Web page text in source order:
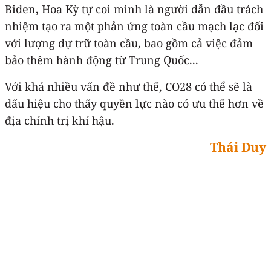
Biden, Hoa Kỳ tự coi mình là người dẫn đầu trách
nhiệm tạo ra một phản ứng toàn cầu mạch lạc đối
với lượng dự trữ toàn cầu, bao gồm cả việc đảm
bảo thêm hành động từ Trung Quốc...
Với khá nhiều vấn đề như thế, CO28 có thể sẽ là
dấu hiệu cho thấy quyền lực nào có ưu thế hơn về
địa chính trị khí hậu.
Thái Duy